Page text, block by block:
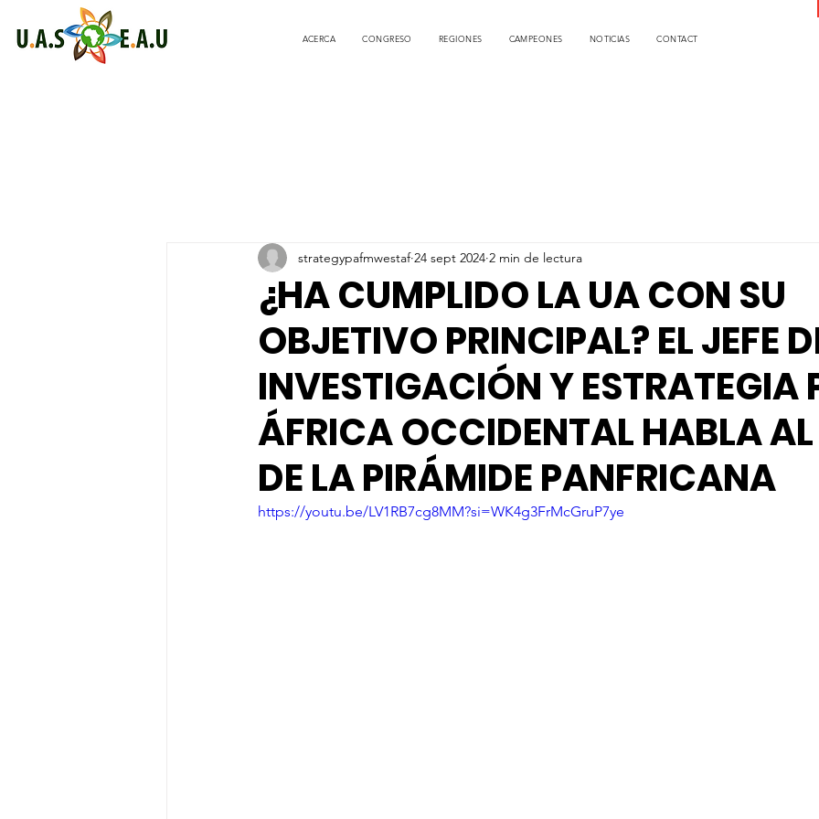
ACERCA CONGRESO REGIONES CAMPEONES NOTICIAS CONTACT
¿HA CUMPLIDO LA UA CON SU
OBJETIVO PRINCIPAL? EL JEFE
INVESTIGACIÓN Y ESTRATEGIA
ÁFRICA OCCIDENTAL HABLA
DE LA PIRÁMIDE PANFRICANA
strategypafmwestaf 24 sept 2024 2 min de lectura
https://youtu.be/LV1RB7cg8MM?si=WK4g3FrMcGruP7ye